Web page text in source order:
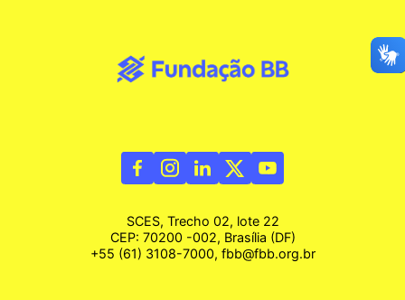
SCES, Trecho 02, lote 22
CEP: 70200 -002, Brasília (DF)
+55 (61) 3108-7000, fbb@fbb.org.br